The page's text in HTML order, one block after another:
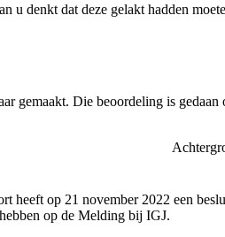
u denkt dat deze gelakt hadden
gemaakt. Die beoordeling is
heeft op 21 november 2022 een
op de Melding bij IGJ.